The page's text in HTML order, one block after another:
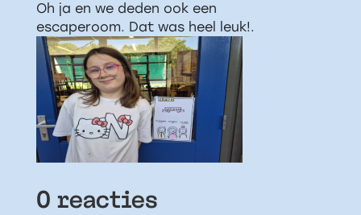
Oh ja en we deden ook een
escaperoom. Dat was heel leuk!.
0 reacties